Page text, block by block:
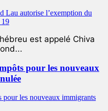
est appelé Chiva
pour les nouveaux